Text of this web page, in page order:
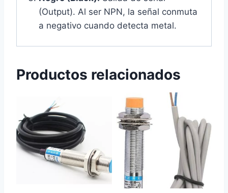
(Output). Al ser NPN, la señal conmuta
a negativo cuando detecta metal.
Productos relacionados